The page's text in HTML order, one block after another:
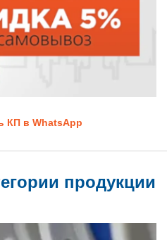
КП в WhatsApp
продукции